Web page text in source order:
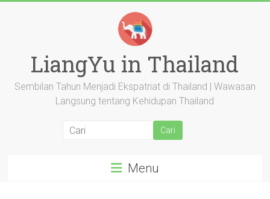
LiangYu in Thailand
Sembilan Tahun Menjadi Ekspatriat di Thailand | Wawasan
Langsung tentang Kehidupan Thailand
Menu